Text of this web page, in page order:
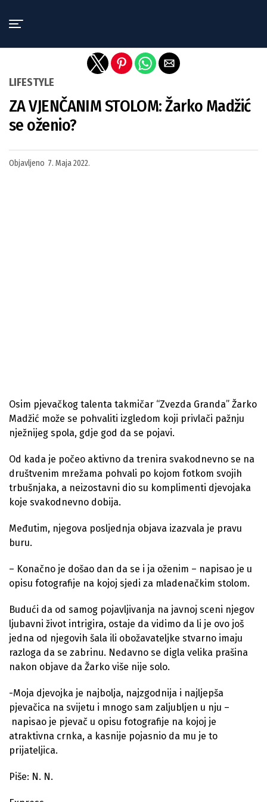
LIFESTYLE
ZA VJENČANIM STOLOM: Žarko Madžić
se oženio?
Objavljeno 7. Maja 2022.
Osim pjevačkog talenta takmičar “Zvezda Granda” Žarko
Madžić može se pohvaliti izgledom koji privlači pažnju
nježnijeg spola, gdje god da se pojavi.
Od kada je počeo aktivno da trenira svakodnevno se na
društvenim mrežama pohvali po kojom fotkom svojih
trbušnjaka, a neizostavni dio su komplimenti djevojaka
koje svakodnevno dobija.
Međutim, njegova posljednja objava izazvala je pravu
buru.
– Konačno je došao dan da se i ja oženim – napisao je u
opisu fotografije na kojoj sjedi za mladenačkim stolom.
Budući da od samog pojavljivanja na javnoj sceni njegov
ljubavni život intrigira, ostaje da vidimo da li je ovo još
jedna od njegovih šala ili obožavateljke stvarno imaju
razloga da se zabrinu. Nedavno se digla velika prašina
nakon objave da Žarko više nije solo.
-Moja djevojka je najbolja, najzgodnija i najljepša
pjevačica na svijetu i mnogo sam zaljubljen u nju –
napisao je pjevač u opisu fotografije na kojoj je
atraktivna crnka, a kasnije pojasnio da mu je to
prijateljica.
Piše: N. N.